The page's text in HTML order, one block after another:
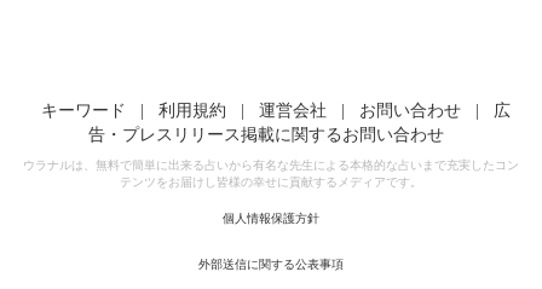
キーワード | 利用規約 | 運営会社 | お問い合わせ |
広
告・プレスリリース掲載に関するお問い合わせ
ウラナルは、無料で簡単に出来る占いから有名な先生による本格的な占いまで充実したコン
テンツをお届けし皆様の幸せに貢献するメディアです。
個人情報保護方針
外部送信に関する公表事項